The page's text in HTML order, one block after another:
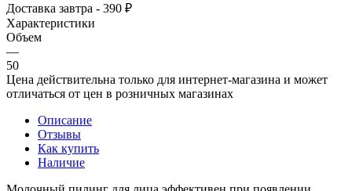
Доставка завтра - 390 ₽
Характеристики
Объем
—
50
Цена действительна только для интернет-магазина и может
отличаться от цен в розничных магазинах
Описание
Отзывы
Как купить
Наличие